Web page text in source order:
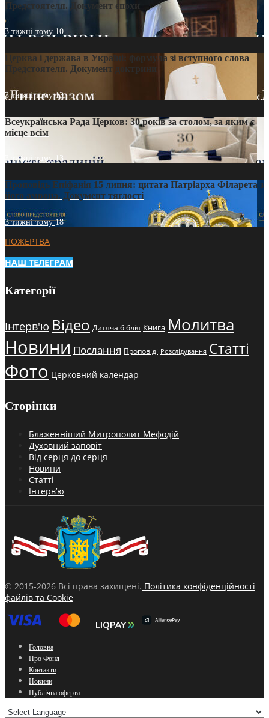
Предстоятеля. Документ епохи
3 тижні тому 10
Церква і держава в Україні: формула зі вступного слова
Предстоятеля. Документ доктрини
3 тижні тому13
Всеукраїнська Рада Церков: 30 років за столом, за яким є
місце всім
3 тижні тому13
Проповідь Епіфанія 15 липня: цитата Патріарха Філарета з
його амвона. Документ тяглості
3 тижні тому18
ПОЖЕРТВА
НАШ ТЕЛЕГРАМ
Категорії
Інтерв'ю Відео Дитяча біблія Книга Молитва
Новини Послання Проповіді Розслідування Статті
Фото Церковний календар
Сторінки
Блаженніший Митрополит Мефодій
Духовний заповіт
Від серця до серця
Новини
Статті
Інтерв’ю
© 2015-2026 Всі права захищені. Політика конфіденційності
файлів та Cookie
Головна
Про Фонд
Контакти
Новини
Публічна оферта